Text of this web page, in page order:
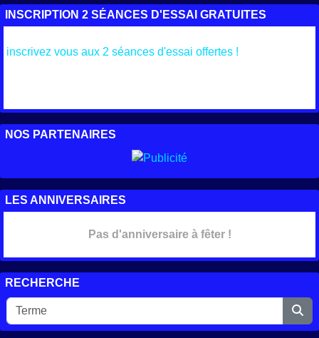
INSCRIPTION 2 SÉANCES D'ESSAI GRATUITES
inscrivez vous aux 2 séances d'essai offertes !
NOS PARTENAIRES
LES ANNIVERSAIRES
Pas d'anniversaire à fêter !
RECHERCHE